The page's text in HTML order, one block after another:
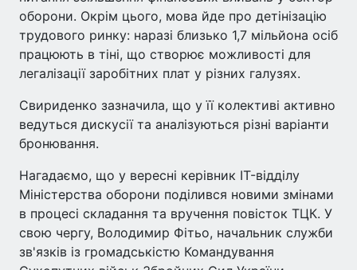
оборони. Окрім цього, мова йде про детінізацію
трудового ринку: наразі близько 1,7 мільйона осіб
працюють в тіні, що створює можливості для
легалізації заробітних плат у різних галузях.
Свириденко зазначила, що у її колективі активно
ведуться дискусії та аналізуються різні варіанти
бронювання.
Нагадаємо, що у вересні керівник IT-відділу
Міністерства оборони поділився новими змінами
в процесі складання та вручення повісток ТЦК. У
свою чергу, Володимир Фітьо, начальник служби
зв'язків із громадськістю Командування